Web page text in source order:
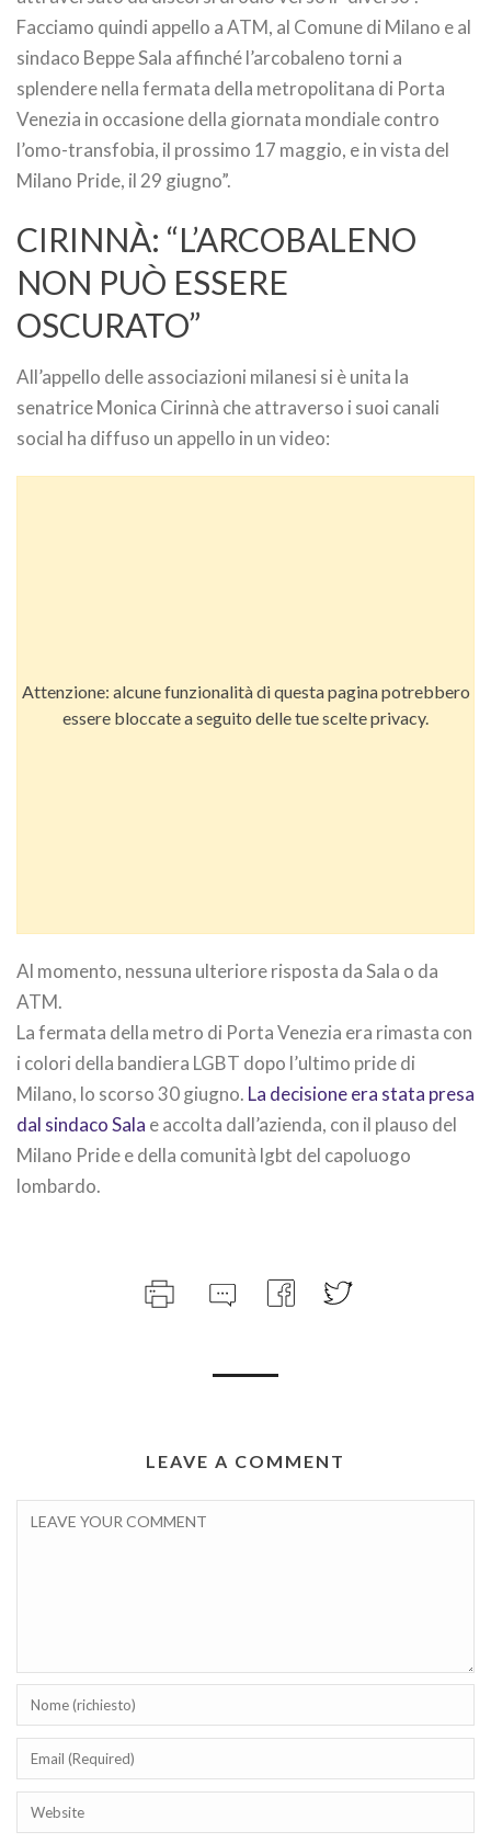
Facciamo quindi appello a ATM, al Comune di Milano e al
sindaco Beppe Sala affinché l’arcobaleno torni a
splendere nella fermata della metropolitana di Porta
Venezia in occasione della giornata mondiale contro
l’omo-transfobia, il prossimo 17 maggio, e in vista del
Milano Pride, il 29 giugno”.
CIRINNÀ: “L’ARCOBALENO
NON PUÒ ESSERE
OSCURATO”
All’appello delle associazioni milanesi si è unita la
senatrice Monica Cirinnà che attraverso i suoi canali
social ha diffuso un appello in un video:
Attenzione: alcune funzionalità di questa pagina potrebbero
essere bloccate a seguito delle tue scelte privacy.
Al momento, nessuna ulteriore risposta da Sala o da
ATM.
La fermata della metro di Porta Venezia era rimasta con
i colori della bandiera LGBT dopo l’ultimo pride di
Milano, lo scorso 30 giugno. La decisione era stata presa
dal sindaco Sala e accolta dall’azienda, con il plauso del
Milano Pride e della comunità lgbt del capoluogo
lombardo.
LEAVE A COMMENT